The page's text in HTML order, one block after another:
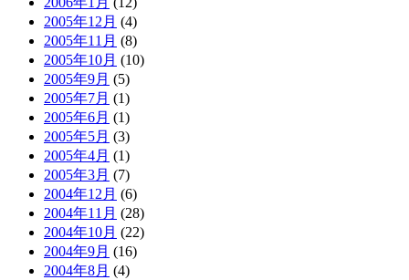
2005年12月 (4)
2005年11月 (8)
2005年10月 (10)
2005年9月 (5)
2005年7月 (1)
2005年6月 (1)
2005年5月 (3)
2005年4月 (1)
2005年3月 (7)
2004年12月 (6)
2004年11月 (28)
2004年10月 (22)
2004年9月 (16)
2004年8月 (4)